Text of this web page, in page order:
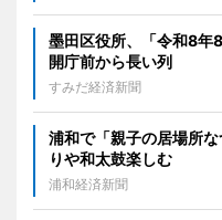
墨田区役所、「令和8
開庁前から長い列
すみだ経済新聞
浦和で「親子の居場所
りや和太鼓楽しむ
浦和経済新聞